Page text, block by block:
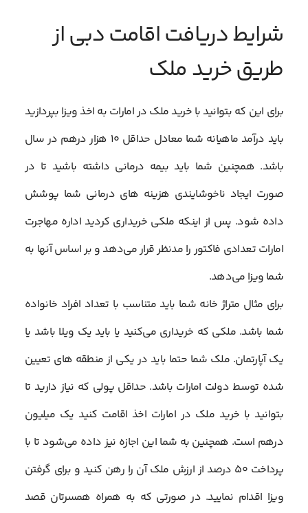
شرایط دریافت اقامت دبی از
طریق خرید ملک
برای این که بتوانید با خرید ملک در امارات به اخذ ویزا بپردازید
باید درآمد ماهیانه شما معادل حداقل ۱۰ هزار درهم در سال
باشد. همچنین شما باید بیمه درمانی داشته باشید تا در
صورت ایجاد ناخوشایندی هزینه های درمانی شما پوشش
داده شود. پس از اینکه ملکی خریداری کردید اداره مهاجرت
امارات تعدادی فاکتور را مدنظر قرار می‌دهد و بر اساس آنها به
شما ویزا می‌دهد.
برای مثال متراژ خانه شما باید متناسب با تعداد افراد خانواده
شما باشد. ملکی که خریداری می‌کنید یا باید یک ویلا باشد یا
یک آپارتمان. ملک شما حتما باید در یکی از منطقه های تعیین
شده توسط دولت امارات باشد. حداقل پولی که نیاز دارید تا
بتوانید با خرید ملک در امارات اخذ اقامت کنید یک میلیون
درهم است. همچنین به شما این اجازه نیز داده می‌شود تا با
پرداخت ۵۰ درصد از ارزش ملک آن را رهن کنید و برای گرفتن
ویزا اقدام نمایید. در صورتی که به همراه همسرتان قصد